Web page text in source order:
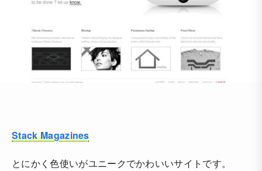
Stack Magazines
とにかく色使いがユニークでかわいいサイトです。